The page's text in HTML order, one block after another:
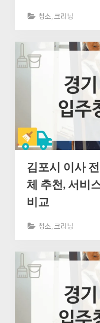
청소, 크리닝
김포시 이사
체 추천, 서비
비교
청소, 크리닝